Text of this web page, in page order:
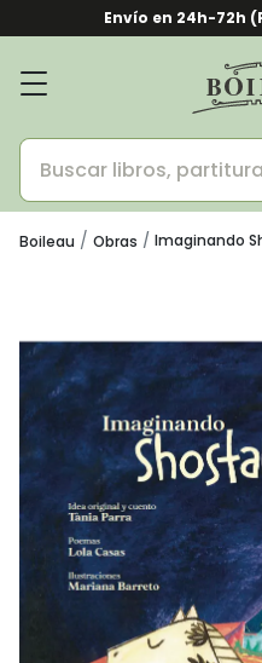
Envío en 24h-72h
Boileau Obras Imaginando